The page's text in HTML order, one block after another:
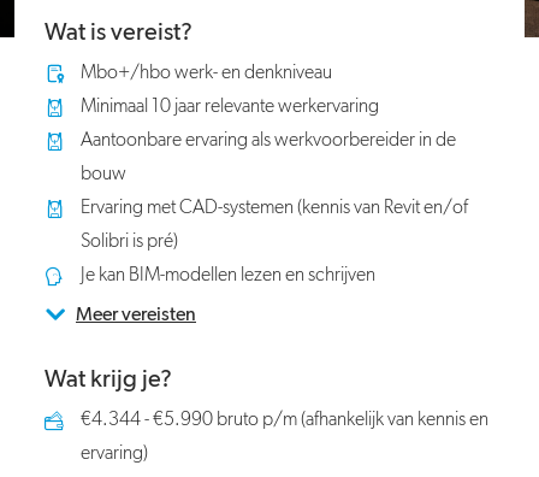
Wat is vereist?
Mbo+/hbo werk- en denkniveau
Minimaal 10 jaar relevante werkervaring
Aantoonbare ervaring als werkvoorbereider in de
bouw
Ervaring met CAD-systemen (kennis van Revit en/of
Solibri is pré)
Je kan BIM-modellen lezen en schrijven
Meer vereisten
Wat krijg je?
€4.344 - €5.990 bruto p/m (afhankelijk van kennis en
ervaring)